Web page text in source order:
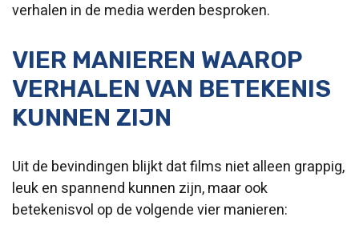
verhalen in de media werden besproken.
VIER MANIEREN WAAROP
VERHALEN VAN BETEKENIS
KUNNEN ZIJN
Uit de bevindingen blijkt dat films niet alleen grappig,
leuk en spannend kunnen zijn, maar ook
betekenisvol op de volgende vier manieren: